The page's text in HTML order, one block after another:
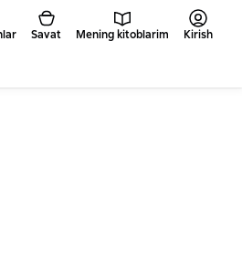
Savat Mening kitoblarim Kirish